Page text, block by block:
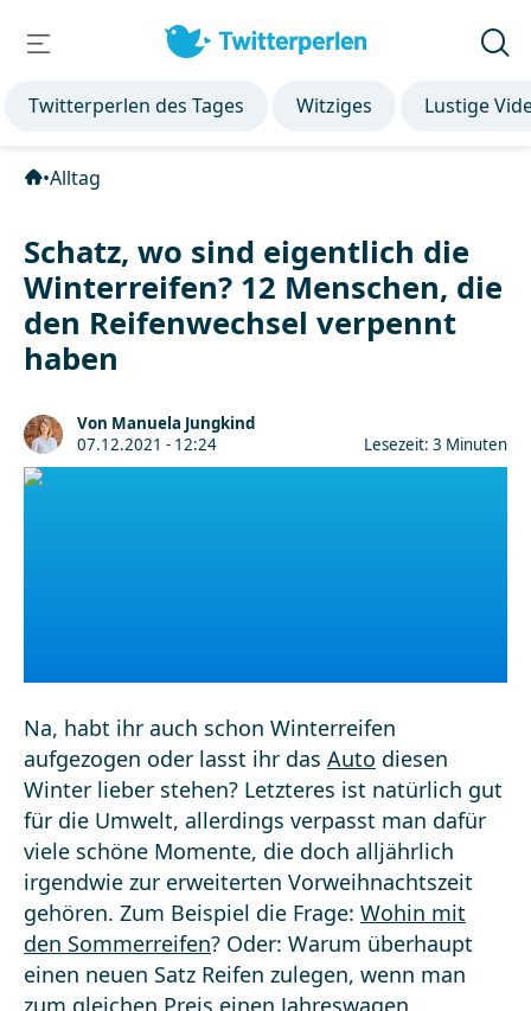
Twitterperlen des Tages Witziges Lustige
•Alltag
Schatz, wo sind eigentlich die
Winterreifen? 12 Menschen, die
den Reifenwechsel verpennt
haben
Von Manuela Jungkind
07.12.2021 - 12:24
Lesezeit: 3 Minuten
Na, habt ihr auch schon Winterreifen
aufgezogen oder lasst ihr das Auto diesen
Winter lieber stehen? Letzteres ist natürlich gut
für die Umwelt, allerdings verpasst man dafür
viele schöne Momente, die doch alljährlich
irgendwie zur erweiterten Vorweihnachtszeit
gehören. Zum Beispiel die Frage: Wohin mit
den Sommerreifen? Oder: Warum überhaupt
einen neuen Satz Reifen zulegen, wenn man
zum gleichen Preis einen Jahreswagen